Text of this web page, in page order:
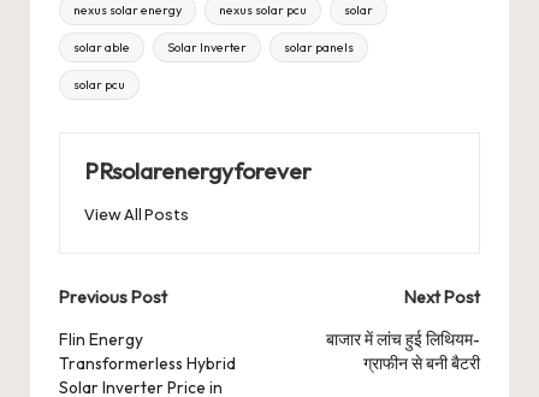
nexus solar energy nexus solar pcu solar
solar able Solar Inverter solar panels
solar pcu
PRsolarenergyforever
View All Posts
Post
navigation
Previous Post
Flin Energy
Transformerless Hybrid
Solar Inverter Price in
Next Post
बाजार में लांच हुई लिथियम-
ग्राफीन से बनी बैटरी